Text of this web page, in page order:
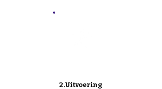
2. Uitvoering